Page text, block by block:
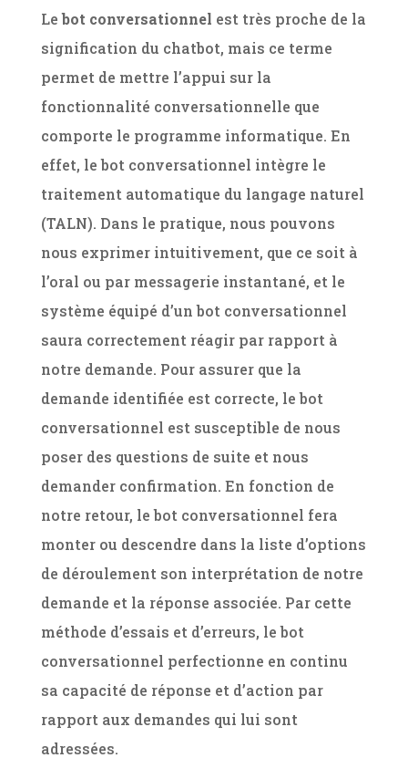
Lebot conversationnel est très proche de la
signification du chatbot, mais ce terme
permet de mettre l’appui sur la
fonctionnalité conversationnelle que
comporte le programme informatique. En
effet, le bot conversationnel intègre le
traitement automatique du langage naturel
(TALN). Dans le pratique, nous pouvons
nous exprimer intuitivement, que ce soit à
l’oral ou par messagerie instantané, et le
système équipé d’un bot conversationnel
saura correctement réagir par rapport à
notre demande. Pour assurer que la
demande identifiée est correcte, le bot
conversationnel est susceptible de nous
poser des questions de suite et nous
demander confirmation. En fonction de
notre retour, le bot conversationnel fera
monter ou descendre dans la liste d’options
de déroulement son interprétation de notre
demande et la réponse associée. Par cette
méthode d’essais et d’erreurs, le bot
conversationnel perfectionne en continu
sa capacité de réponse et d’action par
rapport aux demandes qui lui sont
adressées.